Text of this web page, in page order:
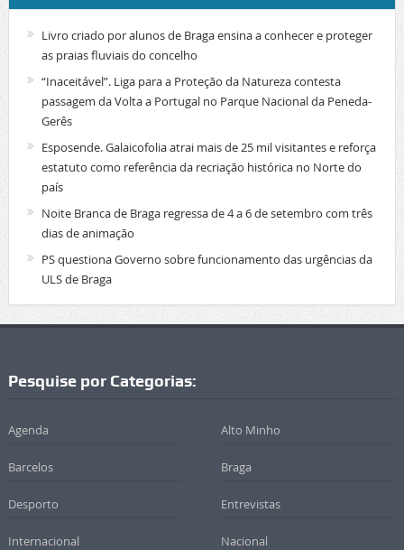
Livro criado por alunos de Braga ensina a conhecer e proteger
as praias fluviais do concelho
“Inaceitável”. Liga para a Proteção da Natureza contesta
passagem da Volta a Portugal no Parque Nacional da Peneda-
Gerês
Esposende. Galaicofolia atrai mais de 25 mil visitantes e reforça
estatuto como referência da recriação histórica no Norte do
país
Noite Branca de Braga regressa de 4 a 6 de setembro com três
dias de animação
PS questiona Governo sobre funcionamento das urgências da
ULS de Braga
Pesquise por Categorias:
Agenda Alto Minho
Barcelos Braga
Desporto Entrevistas
Internacional Nacional